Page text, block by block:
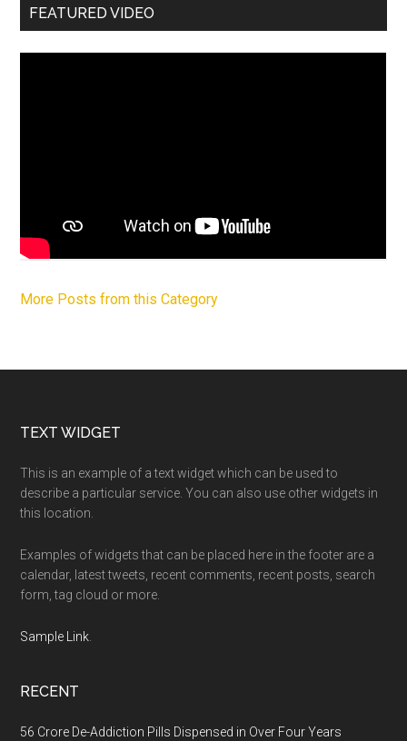
FEATURED VIDEO
More Posts from this Category
Footer
TEXT WIDGET
This is an example of a text widget which can be used to
describe a particular service. You can also use other widgets in
this location.
Examples of widgets that can be placed here in the footer are a
calendar, latest tweets, recent comments, recent posts, search
form, tag cloud or more.
Sample Link
RECENT
56 Crore De-Addiction Pills Dispensed in Over Four Years